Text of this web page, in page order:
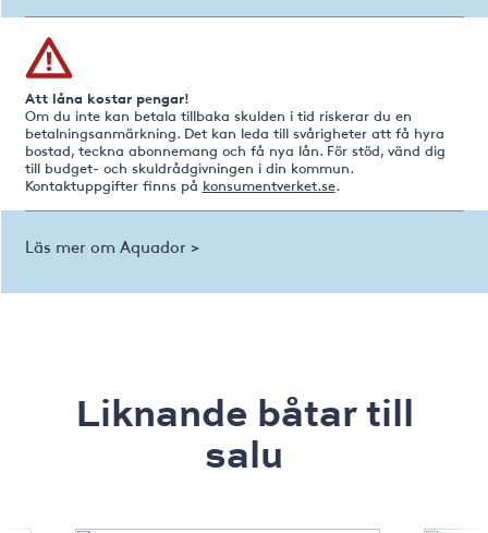
Att låna kostar pengar!
Om du inte kan betala tillbaka skulden i tid riskerar du en
betalningsanmärkning. Det kan leda till svårigheter att få hyra
bostad, teckna abonnemang och få nya lån. För stöd, vänd dig
till budget- och skuldrådgivningen i din kommun.
Kontaktuppgifter finns på konsumentverket.se.
Läs mer om Aquador >
Liknande båtar till
salu